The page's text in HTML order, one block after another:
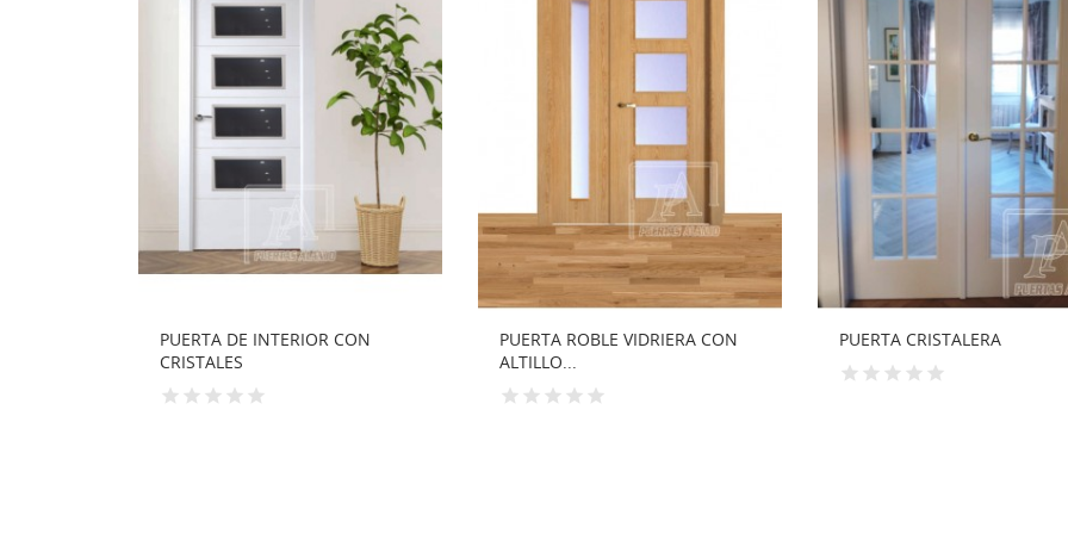
PUERTA ROBLE VIDRIERA CON
ALTILLO...
PUERTA CRISTALERA PUERTA INTERIOR CON